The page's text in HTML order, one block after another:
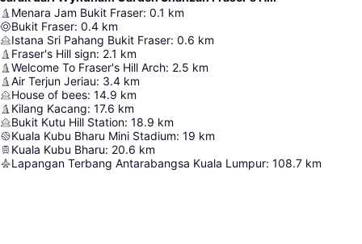
Menara Jam Bukit Fraser: 0.1 km
Bukit Fraser: 0.4 km
Istana Sri Pahang Bukit Fraser: 0.6 km
Fraser's Hill sign: 2.1 km
Welcome To Fraser's Hill Arch: 2.5 km
Air Terjun Jeriau: 3.4 km
House of bees: 14.9 km
Kilang Kacang: 17.6 km
Bukit Kutu Hill Station: 18.9 km
Kuala Kubu Bharu Mini Stadium: 19 km
Kuala Kubu Bharu: 20.6 km
Lapangan Terbang Antarabangsa Kuala Lumpur: 108.7 km